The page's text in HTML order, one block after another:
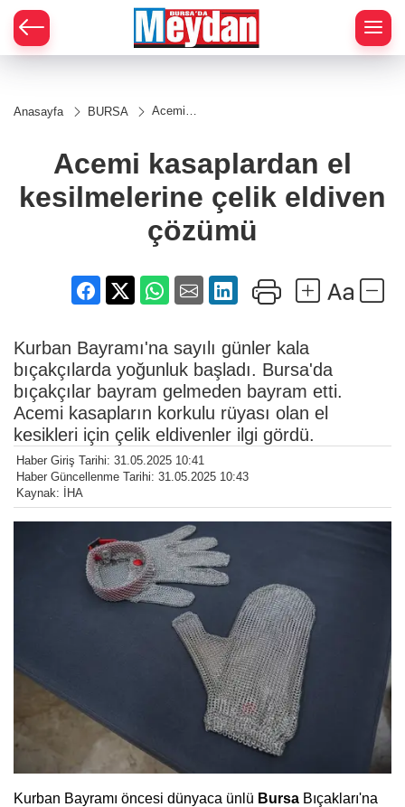
Anasayfa BURSA
Acemi
kesilmelerine
çelik eldiven
Acemi kasaplardan el
kesilmelerine çelik eldiven
çözümü
Kurban Bayramı'na sayılı günler kala
bıçakçılarda yoğunluk başladı. Bursa'da
bıçakçılar bayram gelmeden bayram etti.
Acemi kasapların korkulu rüyası olan el
kesikleri için çelik eldivenler ilgi gördü.
Haber Giriş Tarihi: 31.05.2025 10:41
Haber Güncellenme Tarihi: 31.05.2025 10:43
Kaynak: İHA
Kurban Bayramı öncesi dünyaca ünlü Bursa Bıçakları'na